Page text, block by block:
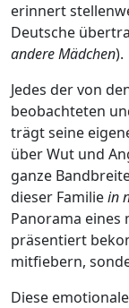
erinnert
Deutsche
andere Mädchen).
Jedes der von
beobachteten
trägt seine
über Wut und
ganze
dieser Familiein
Panorama eines
präsentiert
mitfiebern,
Diese